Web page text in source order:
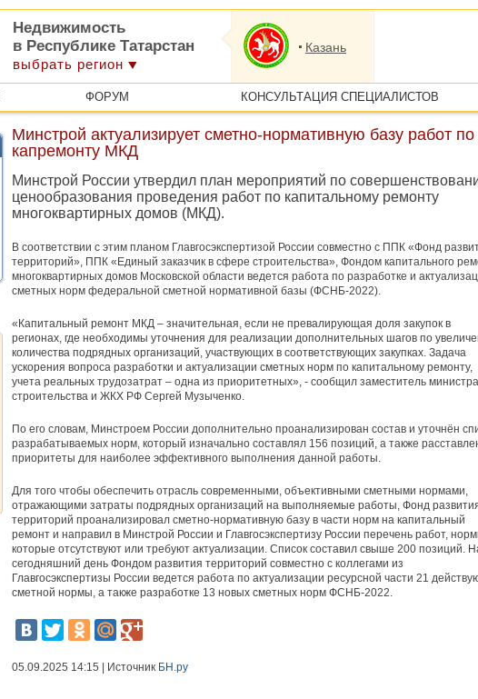
Недвижимость
в Республике Татарстан
выбрать регион
Казань
ФОРУМ КОНСУЛЬТАЦИЯ СПЕЦИАЛИСТОВ
Минстрой актуализирует сметно-нормативную базу работ по
капремонту МКД
Минстрой России утвердил план мероприятий по
ценообразования проведения работ по капитальному ремонту
многоквартирных домов (МКД).
В соответствии с этим планом Главгосэкспертизой России совместно с ППК «Фонд
территорий», ППК «Единый заказчик в сфере строительства», Фондом капитального
многоквартирных домов Московской области ведется работа по разработке и
сметных норм федеральной сметной нормативной базы (ФСНБ-2022).
«Капитальный ремонт МКД – значительная, если не превалирующая доля закупок в
регионах, где необходимы уточнения для реализации дополнительных шагов по
количества подрядных организаций, участвующих в соответствующих закупках. Задача
ускорения вопроса разработки и актуализации сметных норм по капитальному ремонту,
учета реальных трудозатрат – одна из приоритетных», - сообщил заместитель министра
строительства и ЖКХ РФ Сергей Музыченко.
По его словам, Минстроем России дополнительно проанализирован состав и уточнён
разрабатываемых норм, который изначально составлял 156 позиций, а также
приоритеты для наиболее эффективного выполнения данной работы.
Для того чтобы обеспечить отрасль современными, объективными сметными нормами,
отражающими затраты подрядных организаций на выполняемые работы, Фонд
территорий проанализировал сметно-нормативную базу в части норм на капитальный
ремонт и направил в Минстрой России и Главгосэкспертизу России перечень работ,
которые отсутствуют или требуют актуализации. Список составил свыше 200 позиций.
сегодняшний день Фондом развития территорий совместно с коллегами из
Главгосэкспертизы России ведется работа по актуализации ресурсной части 21
сметной нормы, а также разработке 13 новых сметных норм ФСНБ-2022.
05.09.2025 14:15 | Источник БН.ру